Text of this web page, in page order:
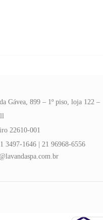
Gávea, 899 – 1º piso, loja 122 –
22610-001
3497-1646 | 21 96968-6556